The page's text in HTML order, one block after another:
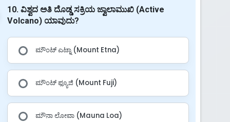
10. ವಿಶ್ವದ ಅತಿ ದೊಡ್ಡ ಸಕ್ರಿಯ ಜ್ವಾಲಾಮುಖಿ (Active
Volcano) ಯಾವುದು?
ಮೌಂಟ್ ಎಟ್ನಾ (Mount Etna)
ಮೌಂಟ್ ಫ್ಯೂಜಿ (Mount Fuji)
ಮೌನಾ ಲೋವಾ (Mauna Loa)